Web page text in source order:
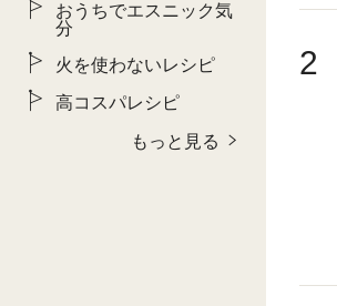
2
おうちでエスニック気
分
火を使わないレシピ
高コスパレシピ
もっと見る